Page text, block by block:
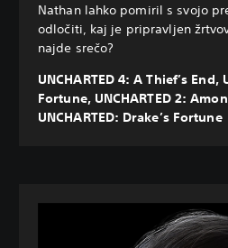
Nathan lahko pomiril s svojo
odločiti, kaj je pripravljen
najde srečo?
UNCHARTED 4: A Thief’s End,
Fortune, UNCHARTED 2:
UNCHARTED: Drake’s Fortune